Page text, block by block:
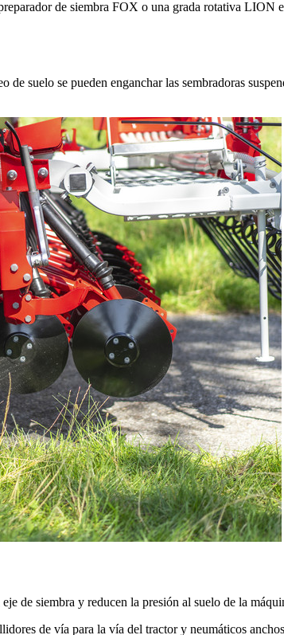
de siembra FOX o una grada rotativa LION
suelo se pueden enganchar las sembradoras
de siembra y reducen la presión al suelo de la
de vía para la vía del tractor y neumáticos